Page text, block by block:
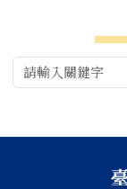
頁尾區域